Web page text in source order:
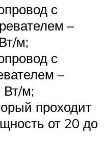
с
–
м;
с
–
Вт/м;
проходит
от 20 до